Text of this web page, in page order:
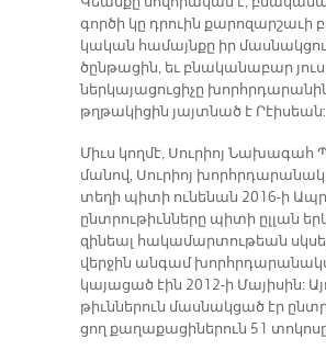
գոր­ծի կը դրուին քա­րո­զար­շա­ւի
կա­կան հա­մայն­քը իր
ծըն­թա­ցին, եւ բնա­կա­նա­բար
ներ­կա­յա­ցու­ցի­չը խորհր­դա­րա­նին
թղթա­կի­ցին յայտ­նած է Րէի­սեան:
Միւս կող­մէ, Սու­րիոյ
մա­նով, Սու­րիոյ
տե­ղի պի­տի ու­նե­նան 2016-ի
ընտ­րու­թիւն­նե­րը պի­տի ըլ­լան
զի­նեալ հա­կա­մար­տու­թեան
վեր­ջին ան­գամ
կա­յա­ցած էին 2012-ի Մա­յի­սին:
թիւն­նե­րուն մաս­նակ­ցած էր
ցող քա­ղա­քա­ցի­նե­րուն 51